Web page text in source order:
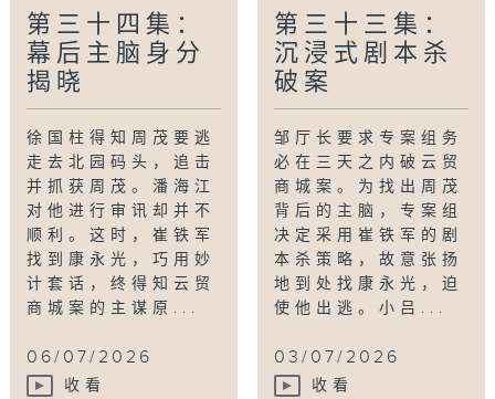
第三十四集：
幕后主脑身分
揭晓
徐国柱得知周茂要逃
走去北园码头，追击
并抓获周茂。潘海江
对他进行审讯却并不
顺利。这时，崔铁军
找到康永光，巧用妙
计套话，终得知云贸
商城案的主谋原...
06/07/2026
收看
第三十三集：
沉浸式剧本杀
破案
邹厅长要求专案组务
必在三天之内破云贸
商城案。为找出周茂
背后的主脑，专案组
决定采用崔铁军的剧
本杀策略，故意张扬
地到处找康永光，迫
使他出逃。小吕...
03/07/2026
收看